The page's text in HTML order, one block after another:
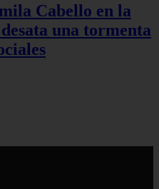
Cabello en la
una tormenta